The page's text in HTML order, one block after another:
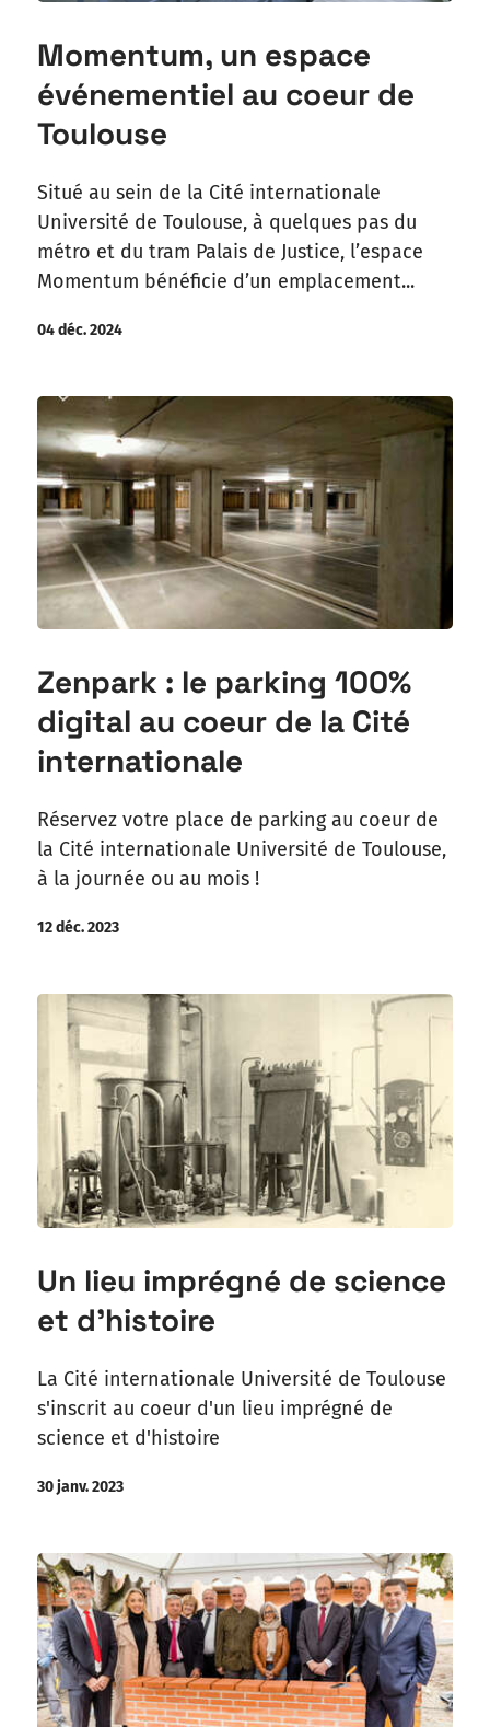
Momentum, un espace
événementiel au coeur de
Toulouse
Situé au sein de la Cité internationale
Université de Toulouse, à quelques pas du
métro et du tram Palais de Justice, l’espace
Momentum bénéficie d’un emplacement...
04 déc. 2024
Zenpark : le parking 100%
digital au coeur de la Cité
internationale
Réservez votre place de parking au coeur de
la Cité internationale Université de Toulouse,
à la journée ou au mois !
12 déc. 2023
Un lieu imprégné de science
et d’histoire
La Cité internationale Université de Toulouse
s'inscrit au coeur d'un lieu imprégné de
science et d'histoire
30 janv. 2023